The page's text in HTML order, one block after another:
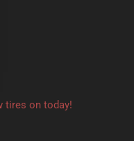
tires on today!